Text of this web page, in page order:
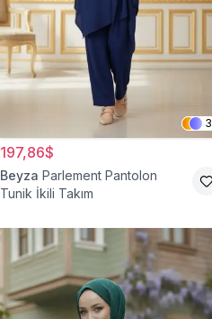
3
197,86$
Beyza Parlement Pantolon
Tunik İkili Takım